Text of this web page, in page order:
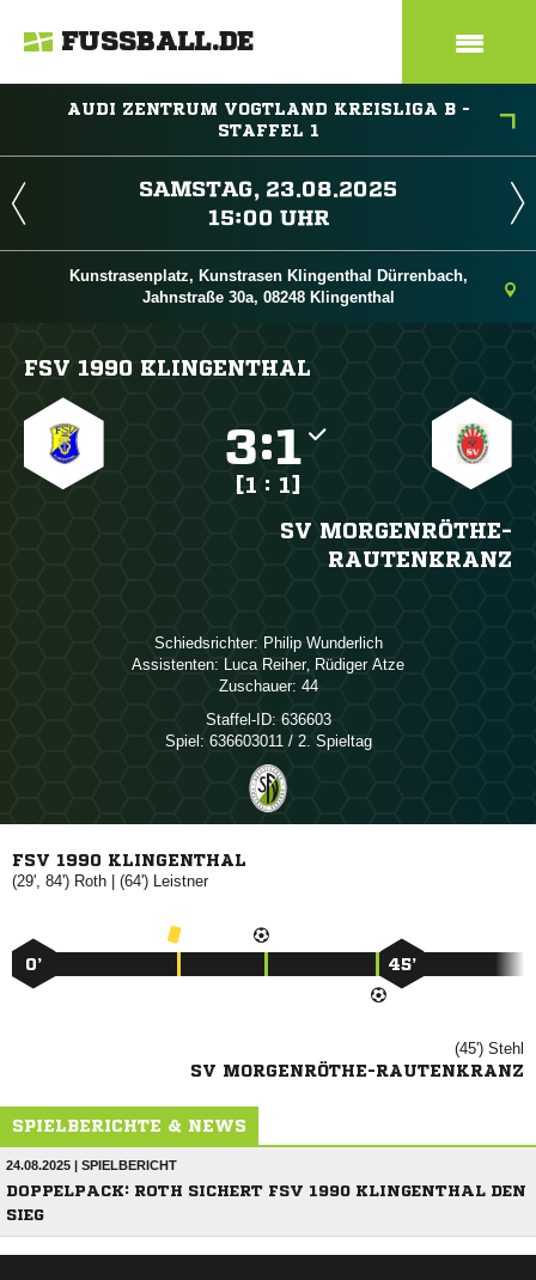
FUSSBALL.DE
AUDI ZENTRUM VOGTLAND KREISLIGA B -
STAFFEL 1
 
 
Kunstrasenplatz, Kunstrasen Klingenthal Dürrenbach,
Jahnstraße 30a, 08248 Klingenthal
FSV 1990 KLINGENTHAL
:
[1 : 1]
SV MORGENRÖTHE-
RAUTENKRANZ
Schiedsrichter:  
Assistenten:  ,  
Zuschauer: 44
Staffel-ID: 636603
Spiel: 636603011 / 2. Spieltag
FSV 1990 KLINGENTHAL
(29', 84')  | (64') 
0’ 45’
(45') 
SV MORGENRÖTHE-RAUTENKRANZ
SPIELBERICHTE & NEWS
24.08.2025 | SPIELBERICHT
DOPPELPACK: ROTH SICHERT FSV 1990 KLINGENTHAL DEN
SIEG